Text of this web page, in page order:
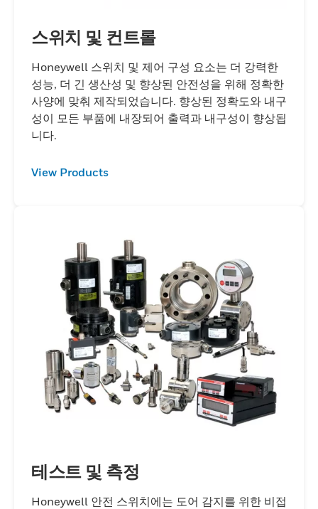
스위치 및 컨트롤
Honeywell 스위치 및 제어 구성 요소는 더 강력한
성능, 더 긴 생산성 및 향상된 안전성을 위해 정확한
사양에 맞춰 제작되었습니다. 향상된 정확도와 내구
성이 모든 부품에 내장되어 출력과 내구성이 향상됩
니다.
View Products
테스트 및 측정
Honeywell 안전 스위치에는 도어 감지를 위한 비접